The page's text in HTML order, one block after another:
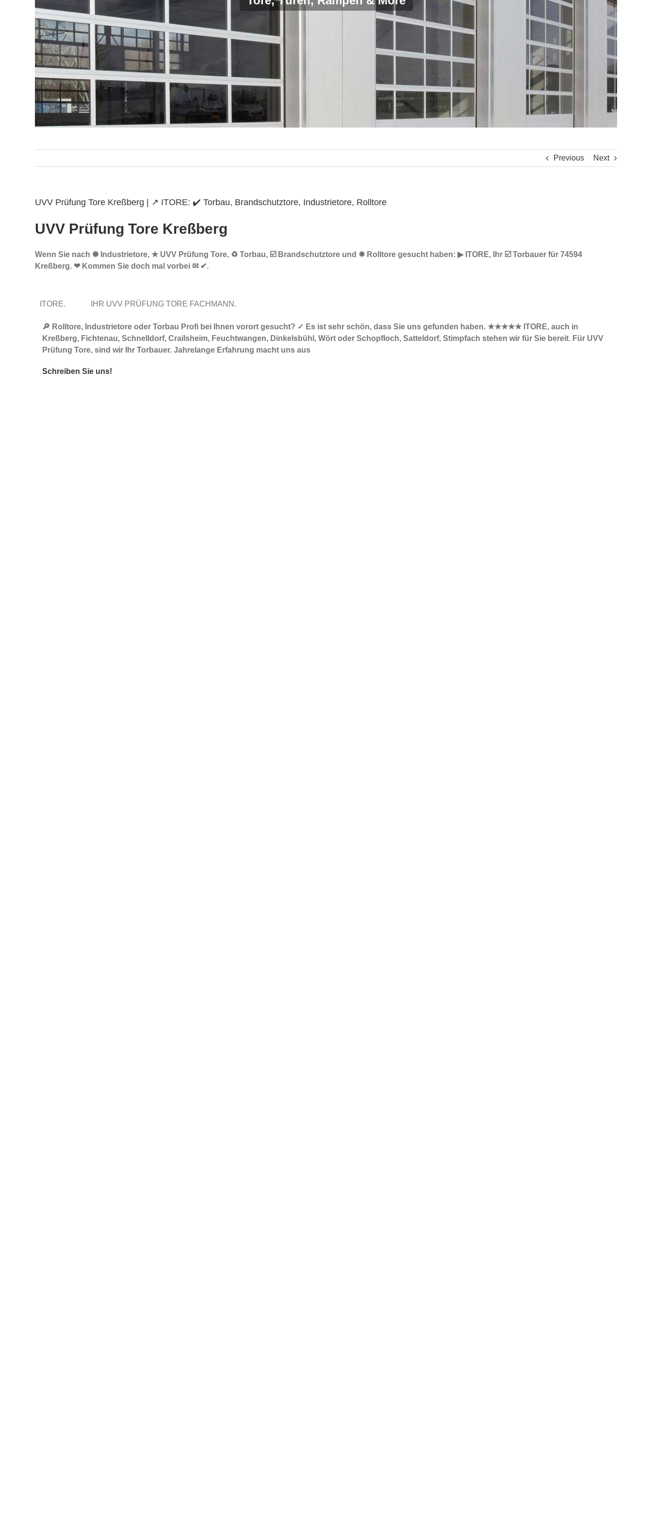
Previous Next
UVV Prüfung Tore Kreßberg | ↗️ ITORE: ✔️ Torbau, Brandschutztore, Industrietore, Rolltore
UVV Prüfung Tore Kreßberg
Wenn Sie nach ✺ Industrietore, ★ UVV Prüfung Tore, ♻ Torbau, ☑️ Brandschutztore und ✹ Rolltore gesucht haben: ▶︎ ITORE, Ihr ☑️ Torbauer für 74594
Kreßberg. ❤ Kommen Sie doch mal vorbei ✉ ✔.
ITORE. IHR UVV PRÜFUNG TORE FACHMANN.
🔎 Rolltore, Industrietore oder Torbau Profi bei Ihnen vorort gesucht? ✓ Es ist sehr schön, dass Sie uns gefunden haben. ★★★★★ ITORE, auch in
Kreßberg, Fichtenau, Schnelldorf, Crailsheim, Feuchtwangen, Dinkelsbühl, Wört oder Schopfloch, Satteldorf, Stimpfach stehen wir für Sie bereit. Für UVV
Prüfung Tore, sind wir Ihr Torbauer. Jahrelange Erfahrung macht uns aus
Schreiben Sie uns!